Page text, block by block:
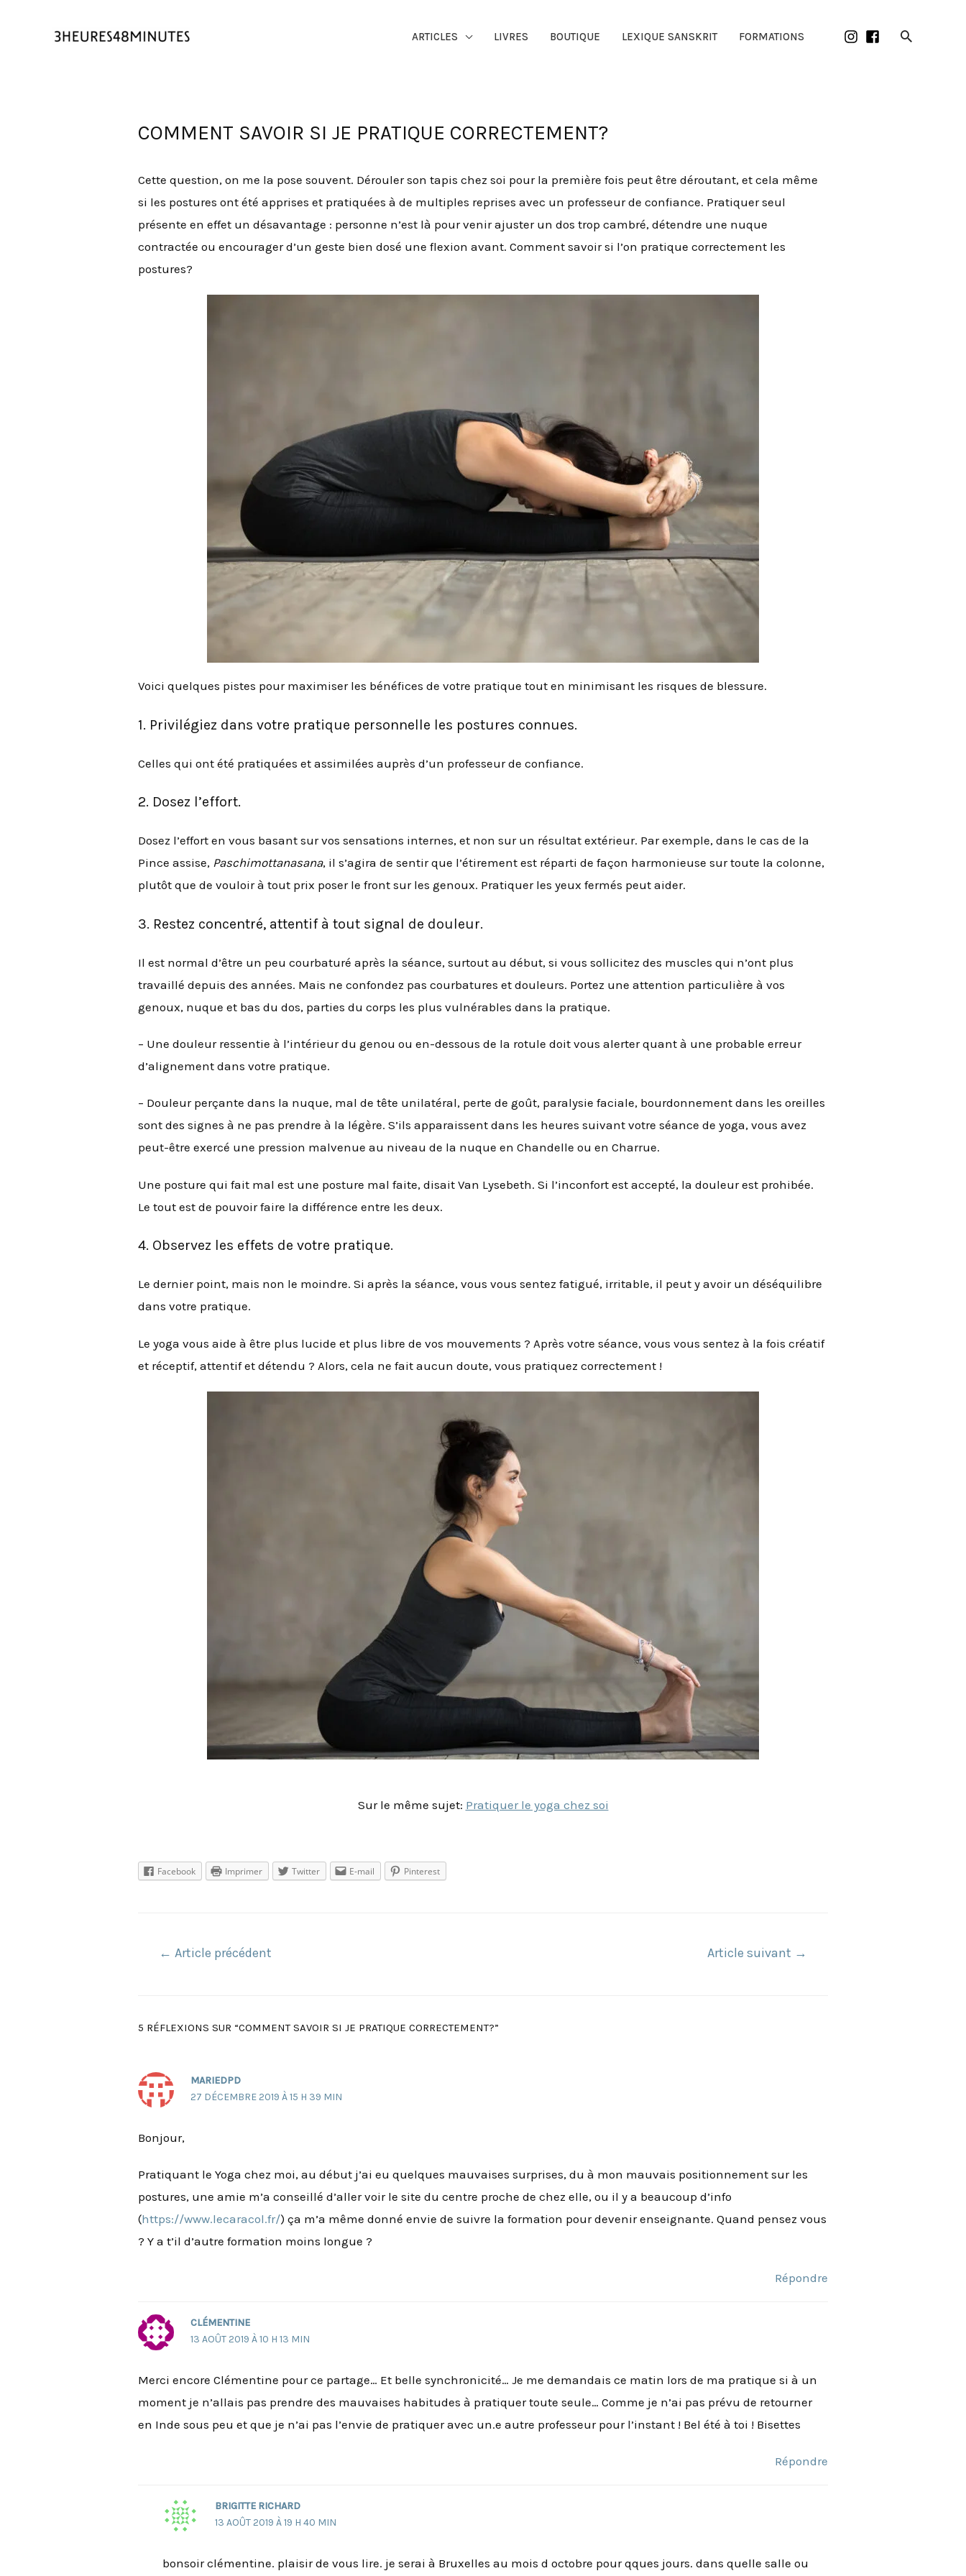
ARTICLES LIVRES BOUTIQUE LEXIQUE SANSKRIT FORMATIONS
COMMENT SAVOIR SI JE PRATIQUE CORRECTEMENT?
Cette question, on me la pose souvent. Dérouler son tapis chez soi pour la première fois peut être déroutant, et cela même
si les postures ont été apprises et pratiquées à de multiples reprises avec un professeur de confiance. Pratiquer seul
présente en effet un désavantage : personne n’est là pour venir ajuster un dos trop cambré, détendre une nuque
contractée ou encourager d’un geste bien dosé une flexion avant. Comment savoir si l’on pratique correctement les
postures?
Voici quelques pistes pour maximiser les bénéfices de votre pratique tout en minimisant les risques de blessure.
1. Privilégiez dans votre pratique personnelle les postures connues.
Celles qui ont été pratiquées et assimilées auprès d’un professeur de confiance.
2. Dosez l’effort.
Dosez l’effort en vous basant sur vos sensations internes, et non sur un résultat extérieur. Par exemple, dans le cas de la
Pince assise, Paschimottanasana, il s’agira de sentir que l’étirement est réparti de façon harmonieuse sur toute la colonne,
plutôt que de vouloir à tout prix poser le front sur les genoux. Pratiquer les yeux fermés peut aider.
3. Restez concentré, attentif à tout signal de douleur.
Il est normal d’être un peu courbaturé après la séance, surtout au début, si vous sollicitez des muscles qui n’ont plus
travaillé depuis des années. Mais ne confondez pas courbatures et douleurs. Portez une attention particulière à vos
genoux, nuque et bas du dos, parties du corps les plus vulnérables dans la pratique.
– Une douleur ressentie à l’intérieur du genou ou en-dessous de la rotule doit vous alerter quant à une probable erreur
d’alignement dans votre pratique.
– Douleur perçante dans la nuque, mal de tête unilatéral, perte de goût, paralysie faciale, bourdonnement dans les oreilles
sont des signes à ne pas prendre à la légère. S’ils apparaissent dans les heures suivant votre séance de yoga, vous avez
peut-être exercé une pression malvenue au niveau de la nuque en Chandelle ou en Charrue.
Une posture qui fait mal est une posture mal faite, disait Van Lysebeth. Si l’inconfort est accepté, la douleur est prohibée.
Le tout est de pouvoir faire la différence entre les deux.
4. Observez les effets de votre pratique.
Le dernier point, mais non le moindre. Si après la séance, vous vous sentez fatigué, irritable, il peut y avoir un déséquilibre
dans votre pratique.
Le yoga vous aide à être plus lucide et plus libre de vos mouvements ? Après votre séance, vous vous sentez à la fois créatif
et réceptif, attentif et détendu ? Alors, cela ne fait aucun doute, vous pratiquez correctement !
Sur le même sujet: Pratiquer le yoga chez soi
Facebook Imprimer Twitter E-mail Pinterest
Navigation
← Article précédent Article suivant →
5 RÉFLEXIONS SUR “COMMENT SAVOIR SI JE PRATIQUE CORRECTEMENT?”
MARIEDPD
27 DÉCEMBRE 2019 À 15 H 39 MIN
Bonjour,
Pratiquant le Yoga chez moi, au début j’ai eu quelques mauvaises surprises, du à mon mauvais positionnement sur les
postures, une amie m’a conseillé d’aller voir le site du centre proche de chez elle, ou il y a beaucoup d’info
(https://www.lecaracol.fr/) ça m’a même donné envie de suivre la formation pour devenir enseignante. Quand pensez vous
? Y a t’il d’autre formation moins longue ?
Répondre
CLÉMENTINE
13 AOÛT 2019 À 10 H 13 MIN
Merci encore Clémentine pour ce partage… Et belle synchronicité… Je me demandais ce matin lors de ma pratique si à un
moment je n’allais pas prendre des mauvaises habitudes à pratiquer toute seule… Comme je n’ai pas prévu de retourner
en Inde sous peu et que je n’ai pas l’envie de pratiquer avec un.e autre professeur pour l’instant ! Bel été à toi ! Bisettes
Répondre
BRIGITTE RICHARD
13 AOÛT 2019 À 19 H 40 MIN
bonsoir clémentine. plaisir de vous lire. je serai à Bruxelles au mois d octobre pour qques jours. dans quelle salle ou